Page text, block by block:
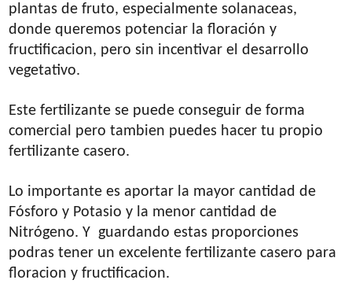
plantas de fruto, especialmente solanaceas,
donde queremos potenciar la floración y
fructificacion, pero sin incentivar el desarrollo
vegetativo.
Este fertilizante se puede conseguir de forma
comercial pero tambien puedes hacer tu propio
fertilizante casero.
Lo importante es aportar la mayor cantidad de
Fósforo y Potasio y la menor cantidad de
Nitrógeno. Y guardando estas proporciones
podras tener un excelente fertilizante casero para
floracion y fructificacion.